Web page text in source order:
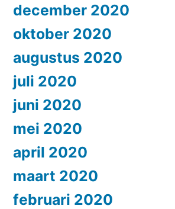
december 2020
oktober 2020
augustus 2020
juli 2020
juni 2020
mei 2020
april 2020
maart 2020
februari 2020